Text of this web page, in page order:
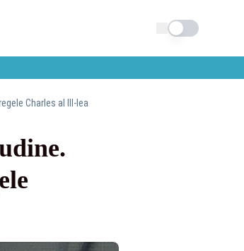
Schimba tema
Charles al III-lea